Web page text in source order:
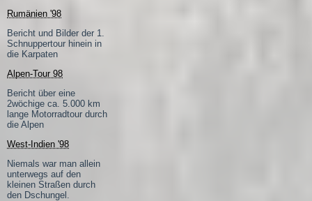
Rumänien '98
Bericht und Bilder der 1.
Schnuppertour hinein in
die Karpaten
Alpen-Tour 98
Bericht über eine
2wöchige ca. 5.000 km
lange Motorradtour durch
die Alpen
West-Indien '98
Niemals war man allein
unterwegs auf den
kleinen Straßen durch
den Dschungel.